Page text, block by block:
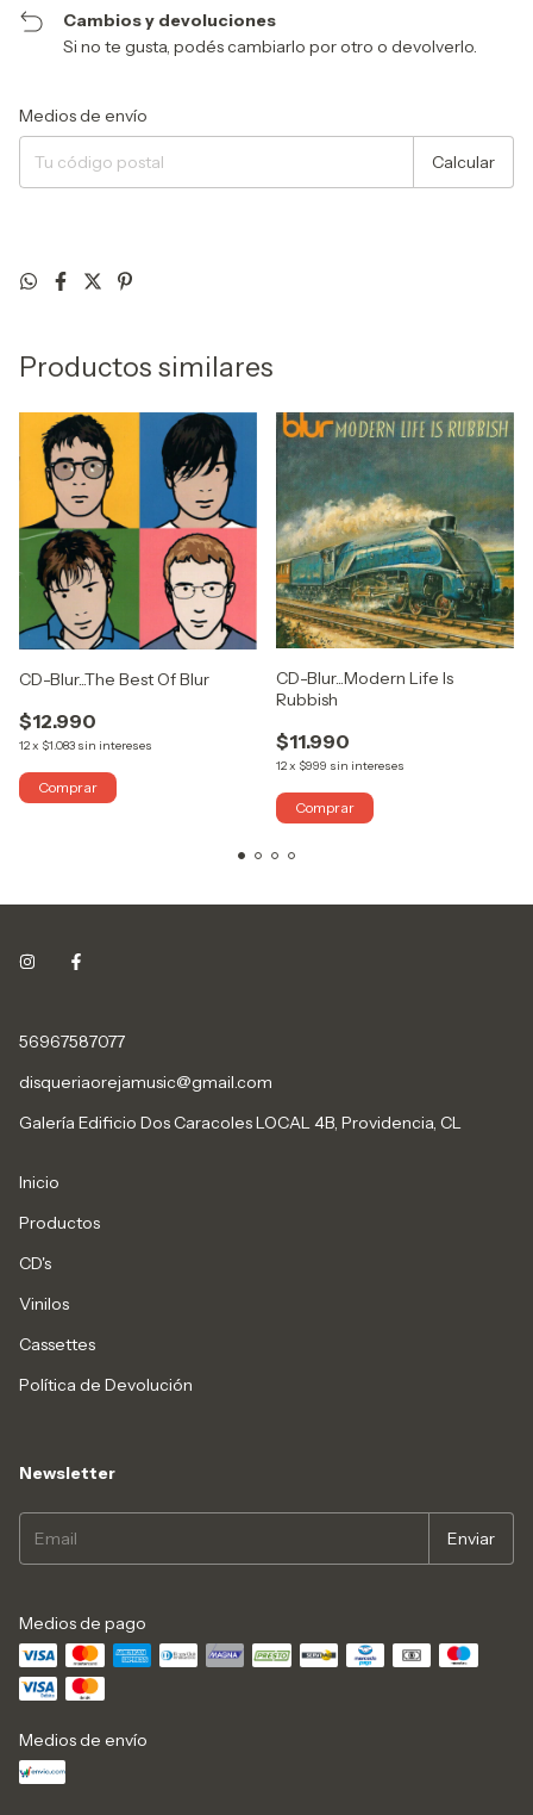
Cambios y devoluciones
Si no te gusta, podés cambiarlo por otro o devolverlo.
Entregas para el CP:
Medios de envío
Calcular
Productos similares
CD-Blur...The Best Of Blur
$12.990
12x $1.083 sin intereses
CD-Blur...Modern Life Is
Rubbish
$11.990
12x $999 sin intereses
56967587077
disqueriaorejamusic@gmail.com
Galería Edificio Dos Caracoles LOCAL 4B, Providencia, CL
Inicio
Productos
CD's
Vinilos
Cassettes
Política de Devolución
Newsletter
Medios de pago
Medios de envío